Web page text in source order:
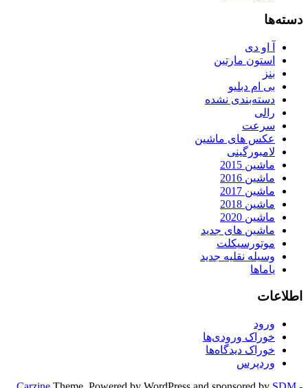
دسته‌ها
آ او دی
استون مارتین
بنز
بی ام دبلیو
دسته‌بندی نشده
رالی
سرعت
عکس های ماشین
لامبورگینی
ماشین 2015
ماشین 2016
ماشین 2017
ماشین 2018
ماشین 2020
ماشین های جدید
موتورسیکلت
وسیله نقلیه جدید
یاماها
اطلاعات
ورود
خوراک ورودی‌ها
خوراک دیدگاه‌ها
وردپرس